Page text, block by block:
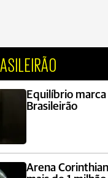
Equilíbrio
Brasileirão
Arena